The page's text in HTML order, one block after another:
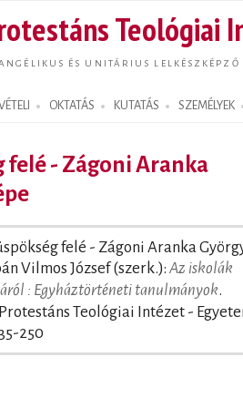
Teológiai
ÉS UNITÁRIUS LELKÉSZKÉPZŐ
OKTATÁS KUTATÁS SZEMÉLYEK
felé - Zágoni Aranka
felé - Zágoni Aranka
Vilmos József (szerk.): Az iskolák
: Egyháztörténeti tanulmányok.
Teológiai Intézet -
250